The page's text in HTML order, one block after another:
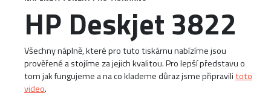
HP Deskjet 3822
Všechny náplně, které pro tuto tiskárnu nabízíme jsou
prověřené a stojíme za jejich kvalitou. Pro lepší představu o
tom jak fungujeme a na co klademe důraz jsme připravilitoto
video.